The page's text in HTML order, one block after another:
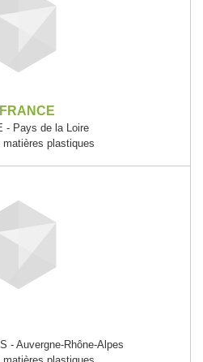
- Pays de la Loire
plastiques
- Auvergne-Rhône-Alpes